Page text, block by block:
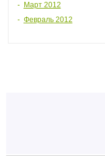
Март 2012
Февраль 2012